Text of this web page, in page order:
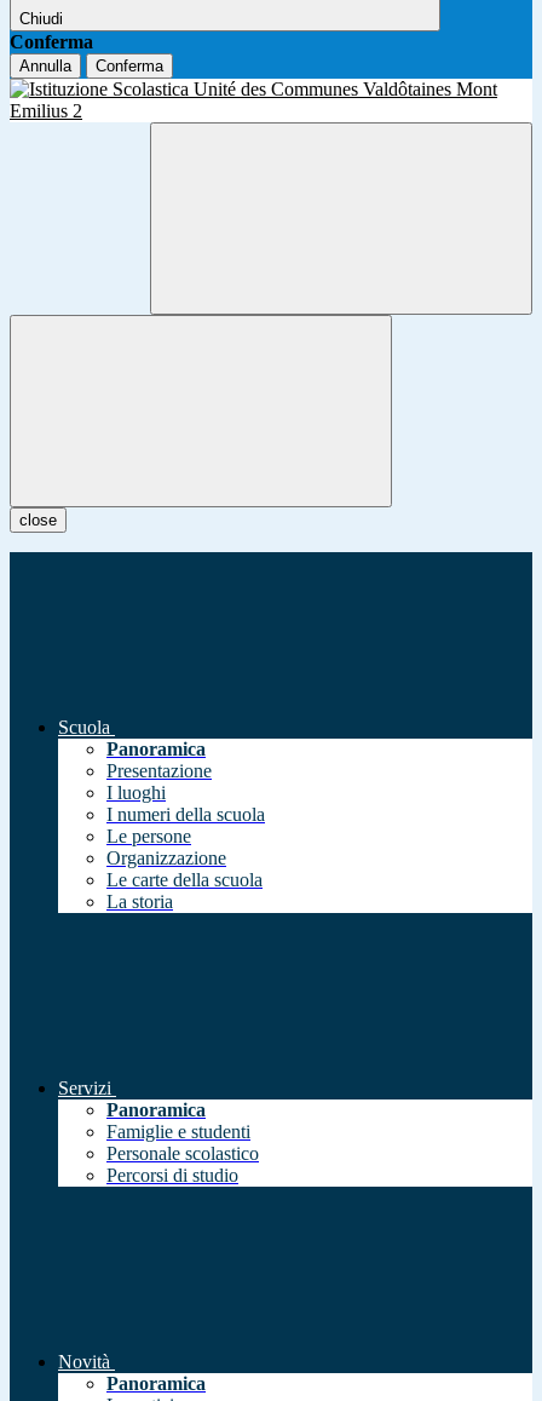
Chiudi
Conferma
Annulla Conferma
close
Scuola
Panoramica
Presentazione
I luoghi
I numeri della scuola
Le persone
Organizzazione
Le carte della scuola
La storia
Servizi
Panoramica
Famiglie e studenti
Personale scolastico
Percorsi di studio
Novità
Panoramica